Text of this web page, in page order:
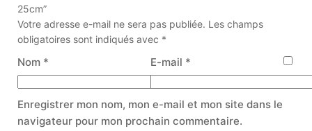
25cm”
Votre adresse e-mail ne sera pas publiée. Les champs
obligatoires sont indiqués avec *
Nom * E-mail *
Enregistrer mon nom, mon e-mail et mon site dans le
navigateur pour mon prochain commentaire.